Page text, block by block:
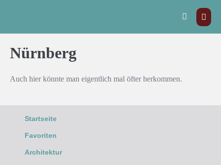
Nürnberg
Auch hier könnte man eigentlich mal öfter herkommen.
Startseite
Favoriten
Architektur